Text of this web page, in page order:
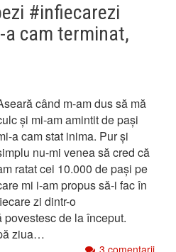
#infiecarezi
cam terminat,
când m-am dus să mă
și mi-am amintit de pași
a cam stat inima. Pur și
nu-mi venea să cred că
ratat cei 10.000 de pași pe
mi i-am propus să-i fac în
zi dintr-o
de la început.
ziua…
3 comentarii